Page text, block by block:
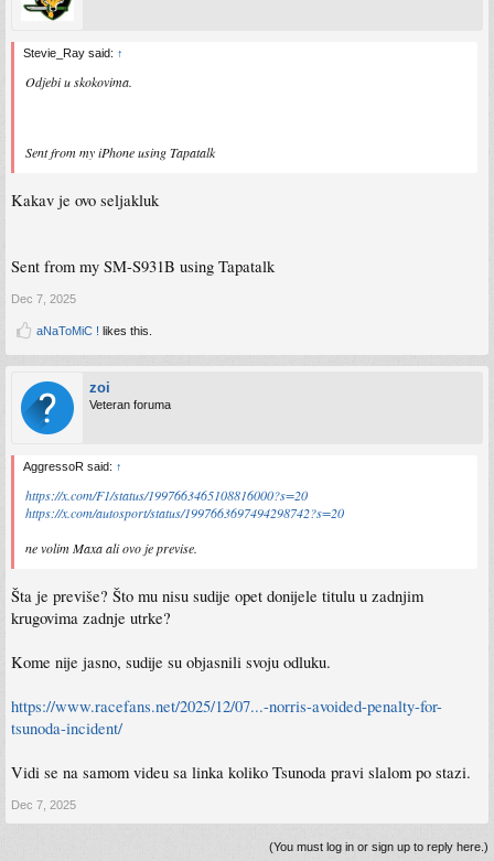
Stevie_Ray said: ↑
Odjebi u skokovima.
Sent from my iPhone using Tapatalk
Kakav je ovo seljakluk
Sent from my SM-S931B using Tapatalk
Dec 7, 2025
aNaToMiC ! likes this.
zoi
Veteran foruma
AggressoR said: ↑
https://x.com/F1/status/1997663465108816000?s=20
https://x.com/autosport/status/1997663697494298742?s=20
ne volim Maxa ali ovo je previse.
Šta je previše? Što mu nisu sudije opet donijele titulu u zadnjim
krugovima zadnje utrke?
Kome nije jasno, sudije su objasnili svoju odluku.
https://www.racefans.net/2025/12/07...-norris-avoided-penalty-for-
tsunoda-incident/
Vidi se na samom videu sa linka koliko Tsunoda pravi slalom po stazi.
Dec 7, 2025
(You must log in or sign up to reply here.)